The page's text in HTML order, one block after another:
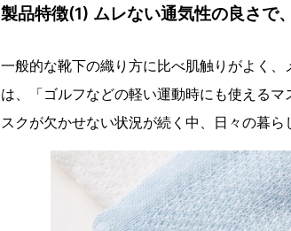
製品特徴(1) ムレない通気性の良さで
一般的な靴下の織り方に比べ肌触りがよく
は、「ゴルフなどの軽い運動時にも使える
スクが欠かせない状況が続く中、日々の暮ら